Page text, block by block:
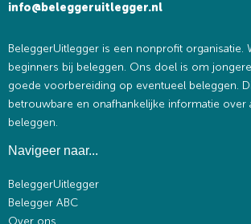
info@beleggeruitlegger.nl
BeleggerUitlegger is een nonprofit organisatie.
beginners bij beleggen. Ons doel is om
goede voorbereiding op eventueel beleggen.
betrouwbare en onafhankelijke informatie over
beleggen.
Navigeer naar...
BeleggerUitlegger
Belegger ABC